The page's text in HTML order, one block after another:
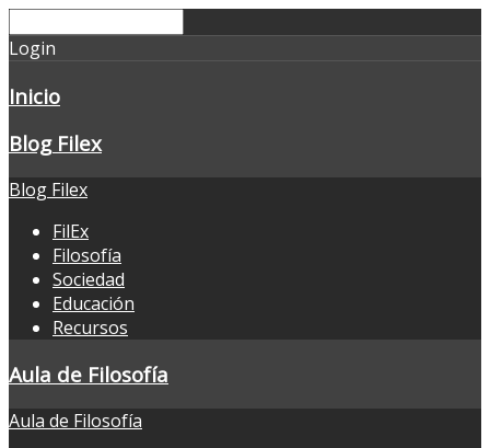
Login
Inicio
Blog Filex
Blog Filex
FilEx
Filosofía
Sociedad
Educación
Recursos
Aula de Filosofía
Aula de Filosofía